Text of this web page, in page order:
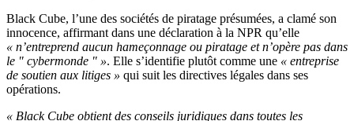
Black Cube, l’une des sociétés de piratage présumées, a clamé son
innocence, affirmant dans une déclaration à la NPR qu’elle
« n’entreprend aucun hameçonnage ou piratage et n’opère pas dans
le " cybermonde " ». Elle s’identifie plutôt comme une « entreprise
de soutien aux litiges » qui suit les directives légales dans ses
opérations.
« Black Cube obtient des conseils juridiques dans toutes les